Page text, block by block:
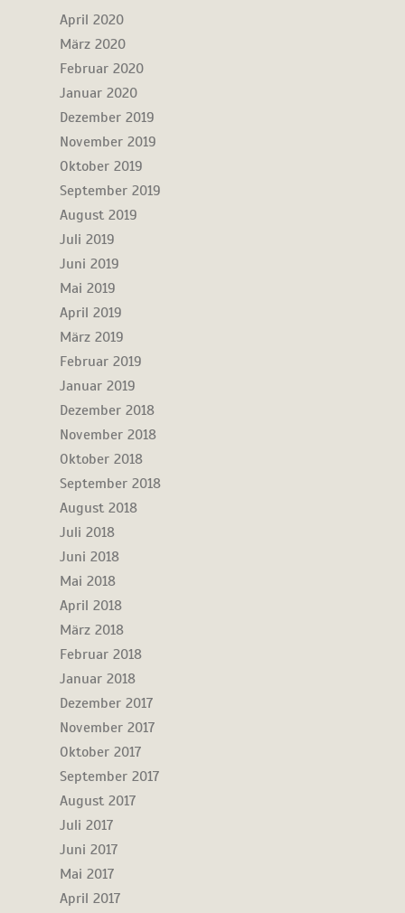
April 2020
März 2020
Februar 2020
Januar 2020
Dezember 2019
November 2019
Oktober 2019
September 2019
August 2019
Juli 2019
Juni 2019
Mai 2019
April 2019
März 2019
Februar 2019
Januar 2019
Dezember 2018
November 2018
Oktober 2018
September 2018
August 2018
Juli 2018
Juni 2018
Mai 2018
April 2018
März 2018
Februar 2018
Januar 2018
Dezember 2017
November 2017
Oktober 2017
September 2017
August 2017
Juli 2017
Juni 2017
Mai 2017
April 2017